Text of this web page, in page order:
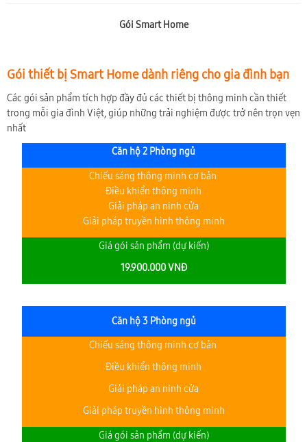
Gói Smart Home
Gói thiết bị Smart Home dành riêng cho gia đình bạn
Các gói sản phẩm tích hợp đầy đủ các thiết bị thông minh cần thiết
trong mỗi gia đình Việt, giúp những trải nghiệm được trở nên trọn vẹn
nhất
Căn hộ 2 Phòng ngủ
Chiếu sáng thông minh cơ bản
Điều khiển thông minh
Giải pháp an ninh cửa
Giải pháp truyền hình thông minh
Giá gói sản phẩm (dự kiến)
19.900.000 VNĐ
Căn hộ 3 Phòng ngủ
Chiếu sáng thông minh cơ bản
Điều khiển thông minh
Giải pháp an ninh cửa
Giải pháp truyền hình thông minh
Giá gói sản phẩm (dự kiến)